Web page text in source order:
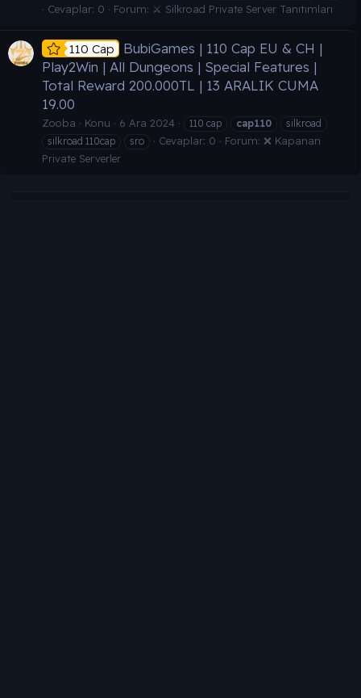
Cevaplar: 0 Forum: ⚔️ Silkroad Private Server Tanıtımları
110 Cap
BubiGames | 110 Cap EU & CH |
Play2Win | All Dungeons | Special Features |
Total Reward 200.000TL | 13 ARALIK CUMA
19.00
Zooba Konu 6 Ara 2024 110 cap cap110
silkroad
silkroad 110cap
sro Cevaplar: 0 Forum: ❌ Kapanan
Private Serverler